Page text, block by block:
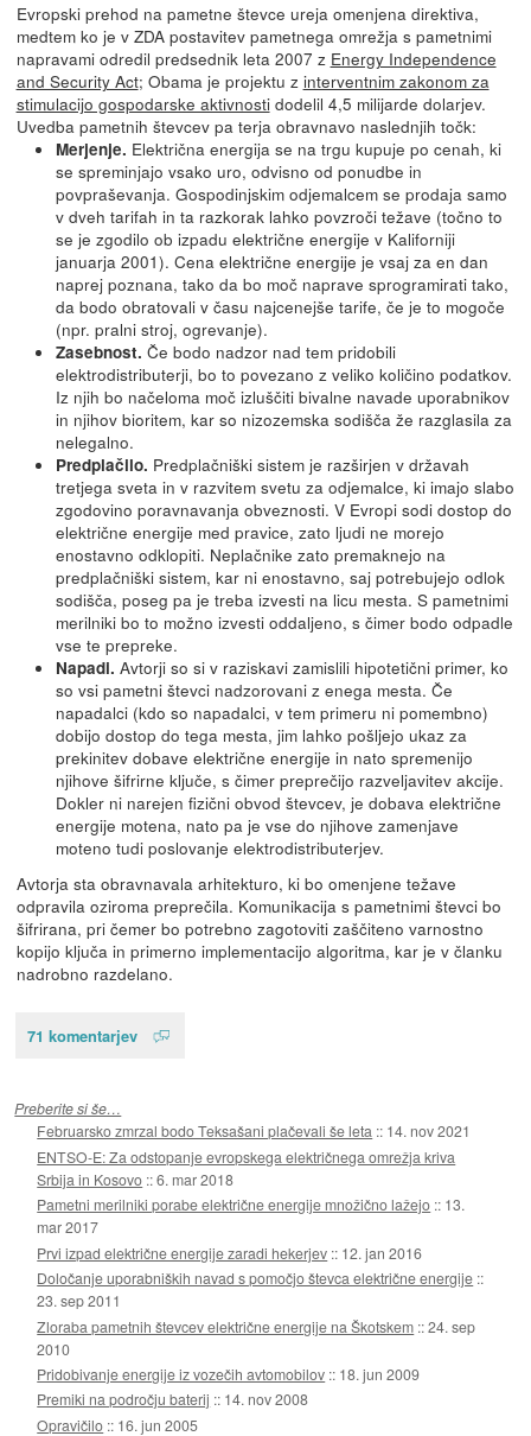
Evropski prehod na pametne števce ureja omenjena direktiva,
medtem ko je v ZDA postavitev pametnega omrežja s pametnimi
napravami odredil predsednik leta 2007 z Energy Independence
and Security Act; Obama je projektu z interventnim zakonom za
stimulacijo gospodarske aktivnostidodelil 4,5 milijarde dolarjev.
Uvedba pametnih števcev pa terja obravnavo naslednjih točk:
Merjenje. Električna energija se na trgu kupuje po cenah, ki
se spreminjajo vsako uro, odvisno od ponudbe in
povpraševanja. Gospodinjskim odjemalcem se prodaja samo
v dveh tarifah in ta razkorak lahko povzroči težave (točno to
se je zgodilo ob izpadu električne energije v Kaliforniji
januarja 2001). Cena električne energije je vsaj za en dan
naprej poznana, tako da bo moč naprave sprogramirati tako,
da bodo obratovali v času najcenejše tarife, če je to mogoče
(npr. pralni stroj, ogrevanje).
Zasebnost. Če bodo nadzor nad tem pridobili
elektrodistributerji, bo to povezano z veliko količino podatkov.
Iz njih bo načeloma moč izluščiti bivalne navade uporabnikov
in njihov bioritem, kar so nizozemska sodišča že razglasila za
nelegalno.
Predplačilo. Predplačniški sistem je razširjen v državah
tretjega sveta in v razvitem svetu za odjemalce, ki imajo slabo
zgodovino poravnavanja obveznosti. V Evropi sodi dostop do
električne energije med pravice, zato ljudi ne morejo
enostavno odklopiti. Neplačnike zato premaknejo na
predplačniški sistem, kar ni enostavno, saj potrebujejo odlok
sodišča, poseg pa je treba izvesti na licu mesta. S pametnimi
merilniki bo to možno izvesti oddaljeno, s čimer bodo odpadle
vse te prepreke.
Napadi. Avtorji so si v raziskavi zamislili hipotetični primer, ko
so vsi pametni števci nadzorovani z enega mesta. Če
napadalci (kdo so napadalci, v tem primeru ni pomembno)
dobijo dostop do tega mesta, jim lahko pošljejo ukaz za
prekinitev dobave električne energije in nato spremenijo
njihove šifrirne ključe, s čimer preprečijo razveljavitev akcije.
Dokler ni narejen fizični obvod števcev, je dobava električne
energije motena, nato pa je vse do njihove zamenjave
moteno tudi poslovanje elektrodistributerjev.
Avtorja sta obravnavala arhitekturo, ki bo omenjene težave
odpravila oziroma preprečila. Komunikacija s pametnimi števci bo
šifrirana, pri čemer bo potrebno zagotoviti zaščiteno varnostno
kopijo ključa in primerno implementacijo algoritma, kar je v članku
nadrobno razdelano.
71 komentarjev
Preberite si še…
Februarsko zmrzal bodo Teksašani plačevali še leta :: 14. nov 2021
ENTSO-E: Za odstopanje evropskega električnega omrežja kriva
Srbija in Kosovo ::6. mar 2018
Pametni merilniki porabe električne energije množično lažejo :: 13.
mar 2017
Prvi izpad električne energije zaradi hekerjev :: 12. jan 2016
Določanje uporabniških navad s pomočjo števca električne energije ::
23. sep 2011
Zloraba pametnih števcev električne energije na Škotskem ::24. sep
2010
Pridobivanje energije iz vozečih avtomobilov :: 18. jun 2009
Premiki na področju baterij :: 14. nov 2008
Opravičilo :: 16. jun 2005